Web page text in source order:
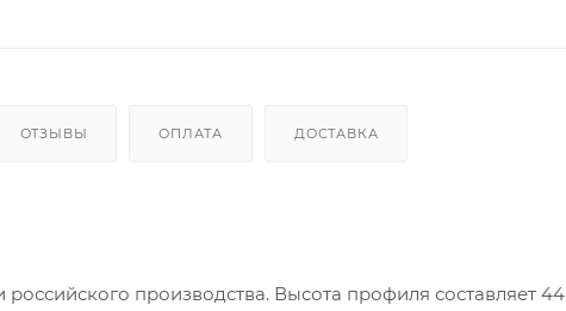
ОТЗЫВЫ ОПЛАТА ДОСТАВКА
производства. Высота профиля составляет 44